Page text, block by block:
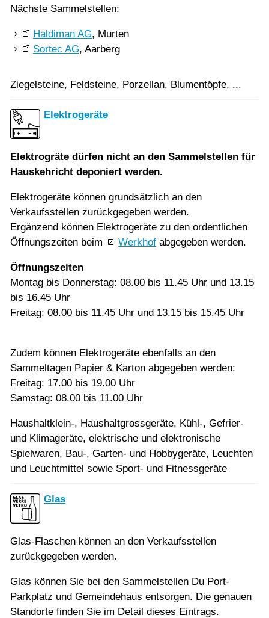
Nächste Sammelstellen:
Haldiman AG, Murten
Sortec AG, Aarberg
Ziegelsteine, Feldsteine, Porzellan, Blumentöpfe, ...
Elektrogeräte
Elektrogräte dürfen nicht an den Sammelstellen für
Hauskehricht deponiert werden.
Elektrogeräte können grundsätzlich an den
Verkaufsstellen zurückgegeben werden.
Ergänzend können Elektrogeräte zu den ordentlichen
Öffnungszeiten beim
Werkhof abgegeben werden.
Öffnungszeiten
Montag bis Donnerstag: 08.00 bis 11.45 Uhr und 13.15
bis 16.45 Uhr
Freitag: 08.00 bis 11.45 Uhr und 13.15 bis 15.45 Uhr
Zudem können Elektrogeräte ebenfalls an den
Sammeltagen Papier & Karton abgegeben werden:
Freitag: 17.00 bis 19.00 Uhr
Samstag: 08.00 bis 11.00 Uhr
Haushaltklein-, Haushaltgrossgeräte, Kühl-, Gefrier-
und Klimageräte, elektrische und elektronische
Spielwaren, Bau-, Garten- und Hobbygeräte, Leuchten
und Leuchtmittel sowie Sport- und Fitnessgeräte
Glas
Glas-Flaschen können an den Verkaufsstellen
zurückgegeben werden.
Glas können Sie bei den Sammelstellen Du Port-
Parkplatz und Gemeindehaus entsorgen. Die genauen
Standorte finden Sie im Detail dieses Eintrags.